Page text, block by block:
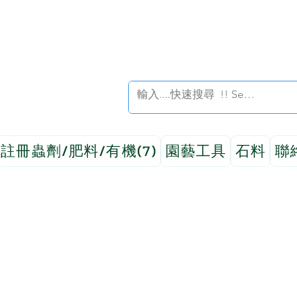
註冊蟲劑/肥料/有機(7) 園藝工具 石料 聯